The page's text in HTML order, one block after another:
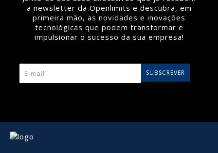
a newsletter da Openlimits e descubra, em
primeira mão, as novidades e inovações
tecnológicas que podem transformar e
impulsionar o sucesso da sua empresa!
SUBSCREVER